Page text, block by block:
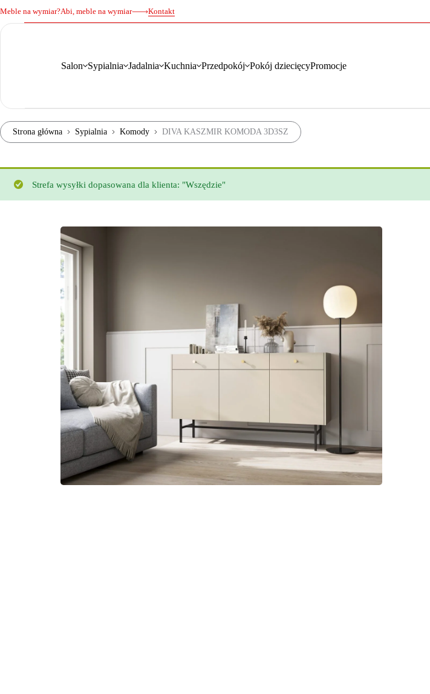
Meble na wymiar?Abi, meble na wymiar Kontakt
Salon Sypialnia Jadalnia Kuchnia Przedpokój Pokój dziecięcyPromocje
Strona główna Sypialnia Komody DIVA KASZMIR KOMODA 3D3SZ
Strefa wysyłki dopasowana dla klienta: "Wszędzie"